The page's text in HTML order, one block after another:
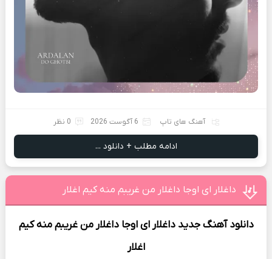
آهنگ های تاپ 6 آگوست 2026 0 نظر
ادامه مطلب + دانلود ...
داغلار ای اوجا داغلار من غریبم منه کیم اغلار
دانلود آهنگ جدید داغلار ای اوجا داغلار من غریبم منه کیم
اغلار